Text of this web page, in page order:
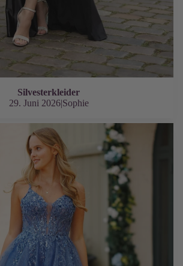
Silvesterkleider
29. Juni 2026|Sophie
für kleine Frauen